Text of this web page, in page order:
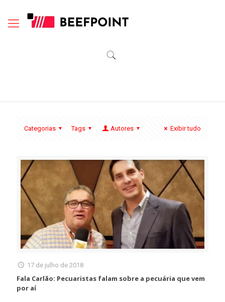
Categorias Tags Autores Exibir tudo
17 de julho de 2018
Fala Carlão: Pecuaristas falam sobre a pecuária que vem
por aí